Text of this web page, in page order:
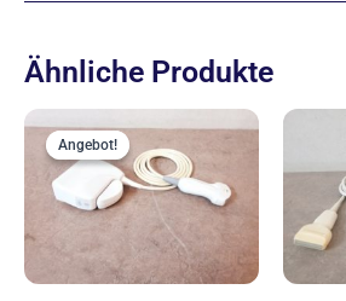
Ähnliche Produkte
Angebot!
Angebot!
Ursprünglicher
Preis
war:
2.444,00 €
Aktueller
2.333,00 €.